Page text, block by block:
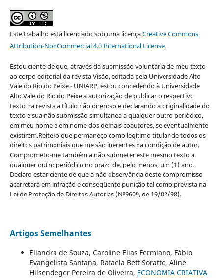
Este trabalho está licenciado sob uma licençaCreative Commons
Attribution-NonCommercial 4.0 International License.
Estou ciente de que, através da submissão voluntária de meu texto
ao corpo editorial da revista Visão, editada pela Universidade Alto
Vale do Rio do Peixe - UNIARP, estou concedendo à Universidade
Alto Vale do Rio do Peixe a autorização de publicar o respectivo
texto na revista a título não oneroso e declarando a originalidade do
texto e sua não submissão simultanea a qualquer outro periódico,
em meu nome e em nome dos demais coautores, se eventualmente
existirem.Reitero que permaneço como legítimo titular de todos os
direitos patrimoniais que me são inerentes na condição de autor.
Comprometo-me também a não submeter este mesmo texto a
qualquer outro periódico no prazo de, pelo menos, um (1) ano.
Declaro estar ciente de que a não observância deste compromisso
acarretará em infração e conseqüente punição tal como prevista na
Lei de Proteção de Direitos Autorias (Nº9609, de 19/02/98).
Artigos Semelhantes
Eliandra de Souza, Caroline Elias Fermiano, Fábio
Evangelista Santana, Rafaela Bett Soratto, Aline
Hilsendeger Pereira de Oliveira, ECONOMIA CRIATIVA